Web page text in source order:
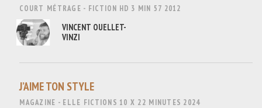
COURT MÉTRAGE - FICTION HD 3 MIN 57 2012
VINCENT OUELLET-
VINZI
J’AIME TON STYLE
MAGAZINE - ELLE FICTIONS 10 X 22 MINUTES 2024